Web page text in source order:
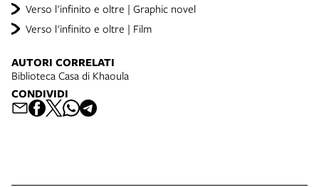
Verso l'infinito e oltre | Graphic novel
Verso l'infinito e oltre | Film
AUTORI CORRELATI
Biblioteca Casa di Khaoula
CONDIVIDI